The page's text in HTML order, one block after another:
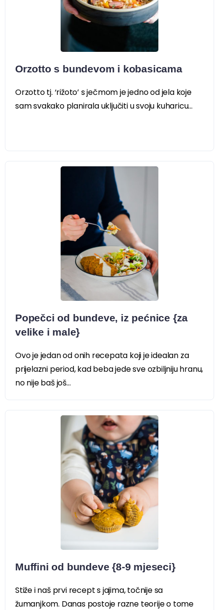
Orzotto s bundevom i kobasicama
Orzotto tj. ‘rižoto’ s ječmom je jedno od jela koje
sam svakako planirala uključiti u svoju kuharicu...
Popečci od bundeve, iz pećnice {za
velike i male}
Ovo je jedan od onih recepata koji je idealan za
prijelazni period, kad beba jede sve ozbiljniju hranu,
no nije baš još...
Muffini od bundeve {8-9 mjeseci}
Stiže i naš prvi recept s jajima, točnije sa
žumanjkom. Danas postoje razne teorije o tome